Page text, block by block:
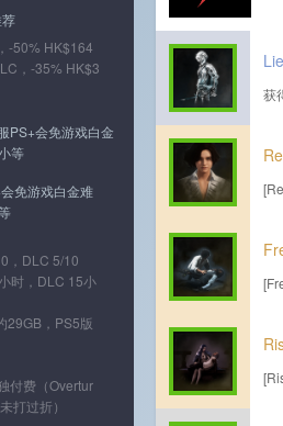
获
-50% HK$164
，-35% HK$3
PS+会免游戏白金
等
免游戏白金难
，DLC 5/10
时，DLC 15小
29GB，PS5版
付费（Overtur
打过折）